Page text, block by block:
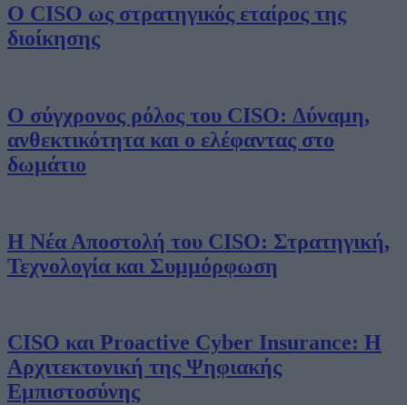
Ο CISO ως στρατηγικός εταίρος της
διοίκησης
Ο σύγχρονος ρόλος του CISO: Δύναμη,
ανθεκτικότητα και ο ελέφαντας στο
δωμάτιο
Η Νέα Αποστολή του CISO: Στρατηγική,
Τεχνολογία και Συμμόρφωση
CISO και Proactive Cyber Insurance: Η
Αρχιτεκτονική της Ψηφιακής
Εμπιστοσύνης